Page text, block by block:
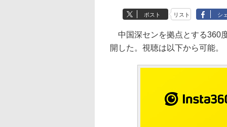
ポスト リスト シ
中国深センを拠点とする360
開した。視聴は以下から可能。